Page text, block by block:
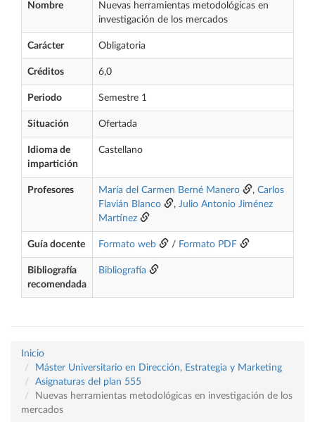
Nombre
Nuevas herramientas metodológicas en
investigación de los mercados
Carácter Obligatoria
Créditos 6,0
Periodo Semestre 1
Situación Ofertada
Idioma de
impartición
Castellano
Profesores María del Carmen Berné Manero , Carlos
Flavián Blanco
, Julio Antonio Jiménez
Martínez
Guía docente Formato web / Formato PDF
Bibliografía
recomendada
Bibliografía
Inicio
Máster Universitario en Dirección, Estrategia y Marketing
Asignaturas del plan 555
Nuevas herramientas metodológicas en investigación de los
mercados